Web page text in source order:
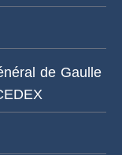
de Gaulle